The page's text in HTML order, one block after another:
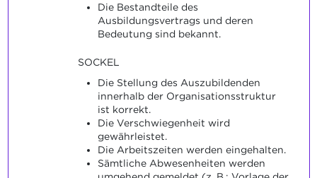
Die Bestandteile des
Ausbildungsvertrags und deren
Bedeutung sind bekannt.
SOCKEL
Die Stellung des Auszubildenden
innerhalb der Organisationsstruktur
ist korrekt.
Die Verschwiegenheit wird
gewährleistet.
Die Arbeitszeiten werden eingehalten.
Sämtliche Abwesenheiten werden